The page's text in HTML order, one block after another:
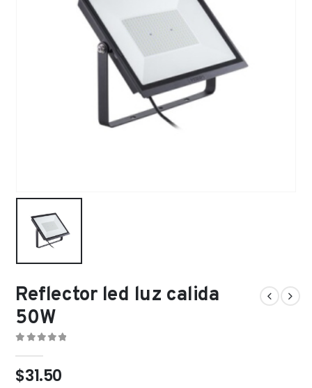
Reflector led luz calida
50W
$31.50